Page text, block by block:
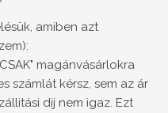
amiben azt
magánvásárlokra
számlát kérsz, sem az ár
dij nem igaz. Ezt